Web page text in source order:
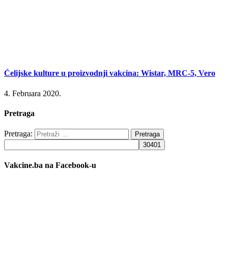
Ćelijske kulture u proizvodnji vakcina: Wistar, MRC-5, Vero
4. Februara 2020.
Pretraga
Pretraga:
Vakcine.ba na Facebook-u